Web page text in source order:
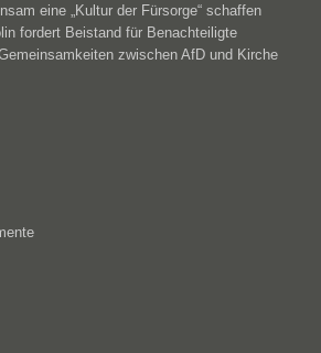
eine „Kultur der Fürsorge“ schaffen
fordert Beistand für Benachteiligte
zwischen AfD und Kirche